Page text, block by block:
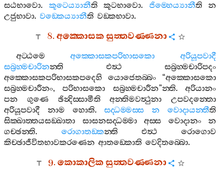
සඨභාවො. කූටෙය්‍යානීති කූටභාවො. ජිම‍්හෙය්‍යානීති
න
උජුභාවා. වඞ‍්කෙය්‍යානීති වඞ‍්කභාවා.
8.අක‍්කොසකසුත‍්තවණ‍්ණනා
අට‍්ඨමෙ අක‍්කොසකපරිභාසකො
අරියූපවාදී
සබ්‍රහ‍්මචාරිනන‍්ති එත්‍ථ
සබ්‍රහ‍්මචාරිපදං
අක‍්කොසකපරිභාසකපදෙහි
යොජෙතබ‍්බං “අක‍්කොසකො
සබ්‍රහ‍්මචාරීනං,පරිභාසකො සබ්‍රහ‍්මචාරීන”න‍්ති.අරියානං
පන
ගුණෙ ඡින්‍දිස‍්සාමීති අන‍්තිමවත්‍ථුනා
උපවදන‍්තො
අරියූපවාදී
නාම හොති.සද‍්ධම‍්මස‍්ස න වොදායන‍්තීති
සික‍්ඛාත‍්තයසඞ‍්ඛාතා
සාසනසද‍්ධම‍්මා අස‍්ස වොදානං
න
ගච‍්ඡන‍්ති. රොගාතඞ‍්කන‍්ති එත්‍ථ
රොගොව
කිච‍්ඡාජීවිතභාවකරණෙන ආතඞ‍්කොති වෙදිතබ‍්බො.
9.කොකාලිකසුත‍්තවණ‍්ණනා